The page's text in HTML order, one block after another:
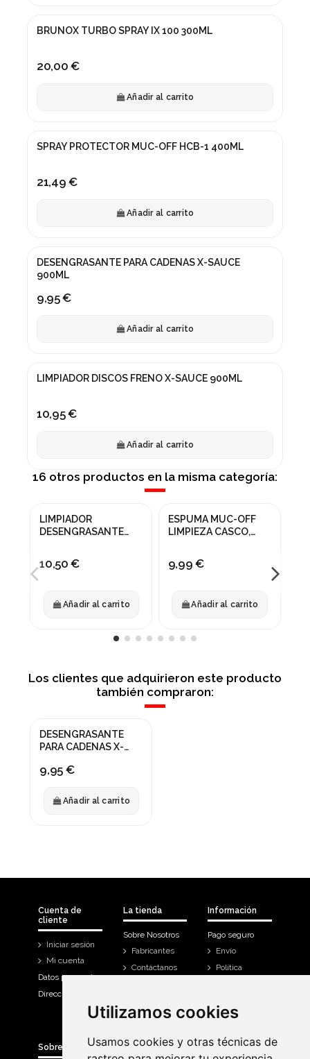
Utilizamos cookies
Usamos cookies y otras técnicas de
Utilizamos cookies
Usamos cookies y otras técnicas de
BRUNOX TURBO SPRAY IX 100 300ML
20,00 €
Añadir al carrito
SPRAY PROTECTOR MUC-OFF HCB-1 400ML
21,49 €
Añadir al carrito
DESENGRASANTE PARA CADENAS X-SAUCE
900ML
9,95 €
Añadir al carrito
LIMPIADOR DISCOS FRENO X-SAUCE 900ML
10,95 €
Añadir al carrito
16 otros productos en la misma categoría:
LIMPIADOR
DESENGRASANTE
10,50 €
Añadir al carrito
ESPUMA MUC-OFF
LIMPIEZA CASCO,
9,99 €
Añadir al carrito
Los clientes que adquirieron este producto
también compraron:
DESENGRASANTE
PARA CADENAS X-
9,95 €
Añadir al carrito
Cuenta de
cliente
Iniciar sesión
Mi cuenta
Datos personales
Direcciones
La tienda
Sobre Nosotros
Fabricantes
Contáctanos
Información
Pago seguro
Envío
Política
Historial de
Sobre Bicicletas Sanchis